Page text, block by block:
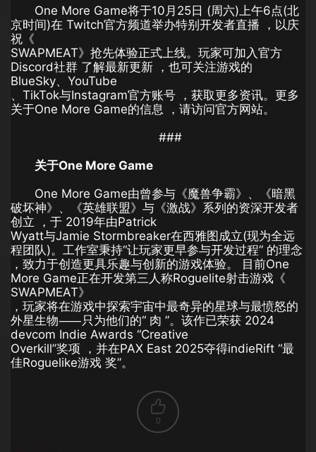
One More Game将于10月25日 (周六)上午6点(北
京时间)在 Twitch官方频道举办特别开发者直播 ，以庆
祝《
SWAPMEAT》抢先体验正式上线。玩家可加入官方
Discord社群 了解最新更新 ，也可关注游戏的
BlueSky、YouTube
、TikTok与Instagram官方账号 ，获取更多资讯。更多
关于One More Game的信息 ，请访问官方网站。
###
关于One More Game
One More Game由曾参与《魔兽争霸》、《暗黑
破坏神》、《英雄联盟》与《激战》系列的资深开发者
创立 ，于 2019年由Patrick
Wyatt与Jamie Stormbreaker在西雅图成立(现为全远
程团队)。工作室秉持“让玩家更早参与开发过程” 的理念
，致力于创造更具乐趣与创新的游戏体验。 目前One
More Game正在开发第三人称Roguelite射击游戏《
SWAPMEAT》
，玩家将在游戏中探索宇宙中最奇异的星球与最愤怒的
外星生物⸺只为他们的“ ⾁ ”。该作已荣获 2024
devcom Indie Awards “Creative
Overkill”奖项 ，并在PAX East 2025夺得indieRift “最
佳Roguelike游戏 奖”。
0